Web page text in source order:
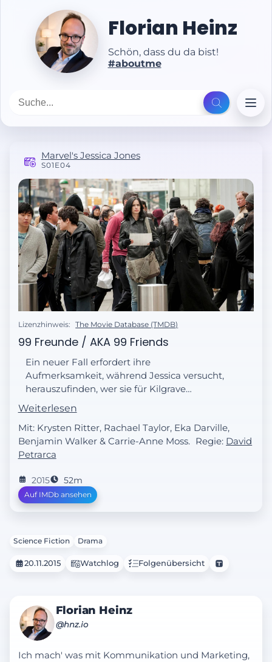
Florian Heinz
Schön, dass du da bist!
#aboutme
Marvel's Jessica Jones
S01E04
Lizenzhinweis: The Movie Database (TMDB)
99 Freunde / AKA 99 Friends
Ein neuer Fall erfordert ihre
Aufmerksamkeit, während Jessica versucht,
herauszufinden, wer sie für Kilgrave
ausspioniert. Trish muss indes wegen ihrer
Radiosendung mit unerwarteten
Konsequenzen zurechtkommen.
Weiterlesen
Mit: Krysten Ritter, Rachael Taylor, Eka Darville,
Benjamin Walker & Carrie-Anne Moss. Regie: David
Petrarca
2015 52m
Auf IMDb ansehen
Science Fiction Drama
20.11.2015 Watchlog Folgenübersicht
Florian Heinz
@hnz.io
Ich mach' was mit Kommunikation und Marketing,